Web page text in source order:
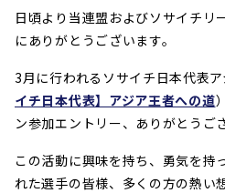
日頃より当連盟およびソサイチリ
にありがとうございます。
3月に行われるソサイチ日本代表
イチ日本代表】アジア王者への道
ン参加エントリー、ありがとうご
この活動に興味を持ち、勇気を持
れた選手の皆様、多くの方の熱い